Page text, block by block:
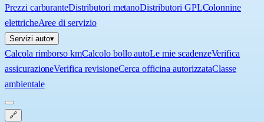
Prezzi carburanteDistributori metanoDistributori GPLColonnine
elettricheAree di servizio
Servizi auto▾
Calcola rimborso kmCalcolo bollo autoLe mie scadenzeVerifica
assicurazioneVerifica revisioneCerca officina autorizzataClasse
ambientale
🔗